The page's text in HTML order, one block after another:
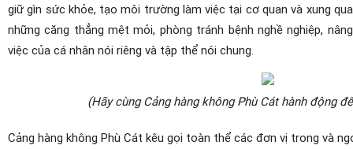
giữ gìn sức khỏe, tạo môi trường làm việc tại cơ quan và xung
những căng thẳng mệt mỏi, phòng tránh bệnh nghề nghiệp,
việc của cá nhân nói riêng và tập thể nói chung.
(Hãy cùng Cảng hàng không Phù Cát hành động
Cảng hàng không Phù Cát kêu gọi toàn thể các đơn vị trong và